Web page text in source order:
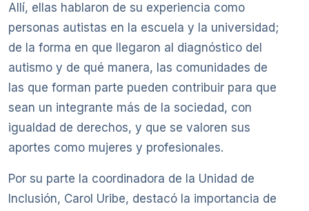
Allí, ellas hablaron de su experiencia como
personas autistas en la escuela y la universidad;
de la forma en que llegaron al diagnóstico del
autismo y de qué manera, las comunidades de
las que forman parte pueden contribuir para que
sean un integrante más de la sociedad, con
igualdad de derechos, y que se valoren sus
aportes como mujeres y profesionales.
Por su parte la coordinadora de la Unidad de
Inclusión, Carol Uribe, destacó la importancia de